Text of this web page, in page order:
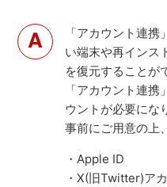
「アカウント連
い端末や再インス
を復元することが
「アカウント連
ウントが必要にな
事前にご用意の上
・Apple ID
・X(旧Twitter)ア